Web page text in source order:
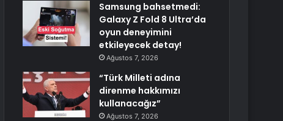
Samsung bahsetmedi:
Galaxy Z Fold 8 Ultra’da
oyun deneyimini
etkileyecek detay!
Ağustos 7, 2026
“Türk Milleti adına
direnme hakkımızı
kullanacağız”
Ağustos 7, 2026